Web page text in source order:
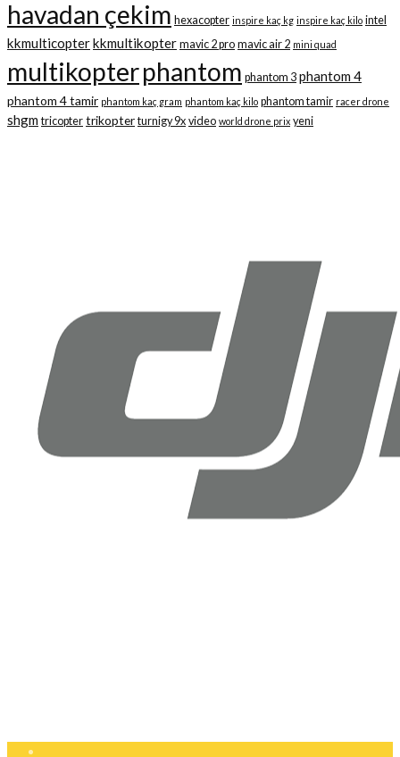
havadan çekim hexacopter inspire kaç kg inspire kaç kilo intel
kkmulticopterkkmultikopter mavic 2 pro mavic air 2 mini quad
multikopterphantom phantom 3 phantom 4
phantom 4 tamir phantom kaç gram phantom kaç kilo phantom tamir racer drone
shgm tricopter trikopter turnigy 9x video world drone prix yeni